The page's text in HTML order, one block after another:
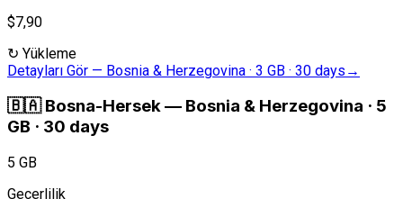
$7,90
↻ Yükleme
Detayları Gör — Bosnia & Herzegovina · 3 GB · 30 days →
🇧🇦 Bosna-Hersek— Bosnia & Herzegovina · 5
GB · 30 days
5 GB
Geçerlilik